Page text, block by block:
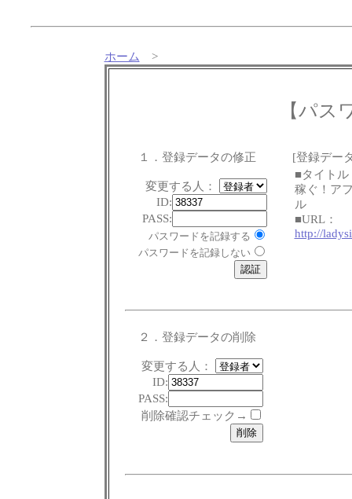
ホーム >
【パス
１．登録データの修正
変更する人：
ID:
PASS:
パスワードを記録する
パスワードを記録しない
[登録デー
■タイトル
稼ぐ！ア
ル
■URL：
http://
２．登録データの削除
変更する人：
ID:
PASS:
削除確認チェック→